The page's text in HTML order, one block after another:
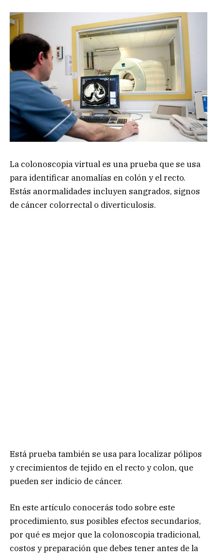
La colonoscopia virtual es una prueba que se usa
para identificar anomalías en colón y el recto.
Estás anormalidades incluyen sangrados, signos
de cáncer colorrectal o diverticulosis.
Está prueba también se usa para localizar pólipos
y crecimientos de tejido en el recto y colon, que
pueden ser indicio de cáncer.
En este artículo conocerás todo sobre este
procedimiento, sus posibles efectos secundarios,
por qué es mejor que la colonoscopia tradicional,
costos y preparación que debes tener antes de la